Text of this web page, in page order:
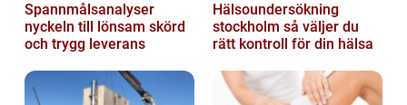
Spannmålsanalyser
nyckeln till lönsam skörd
och trygg leverans
Hälsoundersökning
stockholm så väljer du
rätt kontroll för din hälsa